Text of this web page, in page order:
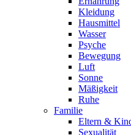
Kleidung
Hausmittel
Wasser
Psyche
Bewegung
Luft
Sonne
Mäßigkeit
Ruhe
Familie
Eltern &
Sexualität